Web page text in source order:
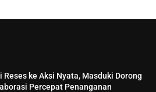
Reses ke Aksi Nyata, Masduki Dorong
Percepat Penanganan